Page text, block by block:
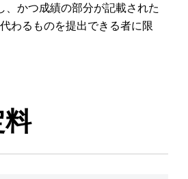
、かつ成績の部分が記載された
わるものを提出できる者に限
料